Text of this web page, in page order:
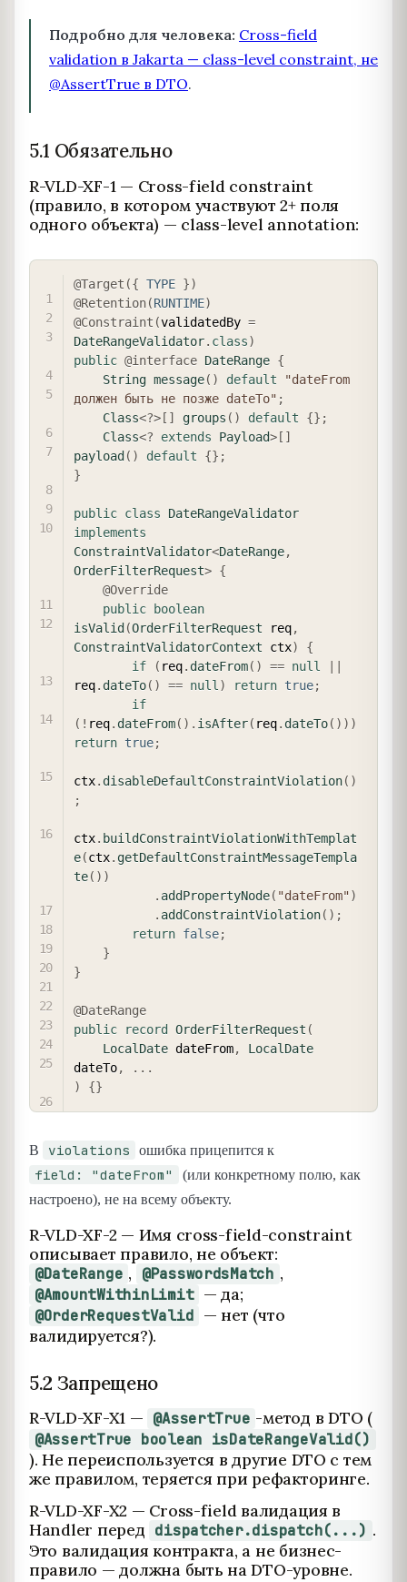
Подробно для человека: Cross-field
validation в Jakarta — class-level constraint, не
@AssertTrue в DTO.
5.1 Обязательно
R-VLD-XF-1 — Cross-field constraint
(правило, в котором участвуют 2+ поля
одного объекта) — class-level annotation:
@Target ({ TYPE })
@Retention(RUNTIME)
@Constraint (validatedBy =
DateRangeValidator. class)
public @interface DateRange {
String message( ) default
"dateFrom
должен быть не позже dateTo" ;
Class<?> [ ] groups ( ) default {} ;
Class<? extends Payload> [ ]
payload ( ) default {} ;
}
public class
DateRangeValidator
implements
ConstraintValidator<DateRange,
OrderFilterRequest> {
@Override
public
boolean
isValid (OrderFilterRequest req,
ConstraintValidatorContext ctx)
{
if
( req. dateFrom( ) == null
req. dateTo( ) == null ) return true;
if
( ! req. dateFrom( ) . isAfter( req. dateTo( ) ) )
return true;
ctx. disableDefaultConstraintViolation( )
;
ctx. buildConstraintViolationWithTemplat
e(ctx. getDefaultConstraintMessageTempla
te( ) )
. addPropertyNode( "dateFrom")
. addConstraintViolation( ) ;
return false;
}
}
@DateRange
public
record OrderFilterRequest (
LocalDate dateFrom,
LocalDate
dateTo, . . .
)
{}
В violations ошибка прицепится к
field: "dateFrom"
(или конкретному полю, как
настроено), не на всему объекту.
R-VLD-XF-2 — Имя cross-field-constraint
описывает правило, не объект:
@DateRange , @PasswordsMatch ,
@AmountWithinLimit — да;
@OrderRequestValid — нет (что
валидируется?).
5.2 Запрещено
R-VLD-XF-X1 — @AssertTrue -метод в DTO (
@AssertTrue boolean isDateRangeValid()
). Не переиспользуется в другие DTO с тем
же правилом, теряется при рефакторинге.
R-VLD-XF-X2 — Cross-field валидация в
Handler перед dispatcher.dispatch(...) .
Это валидация контракта, а не бизнес-
правило — должна быть на DTO-уровне.